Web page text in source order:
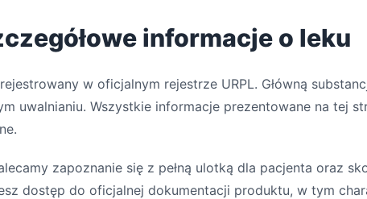
informacje o leku
w oficjalnym rejestrze URPL. Główną
uwalnianiu. Wszystkie informacje prezentowane na tej
zapoznanie się z pełną ulotką dla pacjenta oraz
dostęp do oficjalnej dokumentacji produktu, w tym